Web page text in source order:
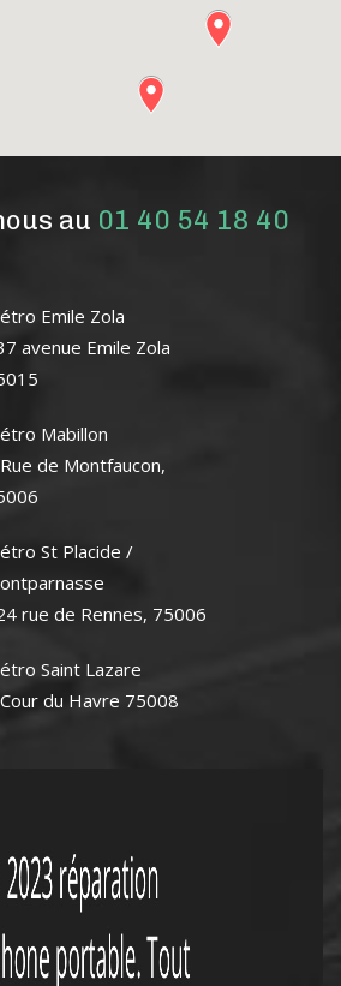
au 01 40 54 18 40
Emile Zola
avenue Emile Zola
Mabillon
de Montfaucon,
St Placide /
rue de Rennes, 75006
Saint Lazare
du Havre 75008